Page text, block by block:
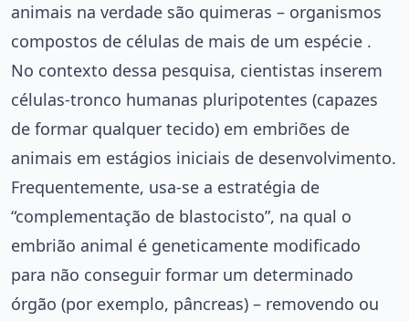
animais na verdade são quimeras – organismos
compostos de células de mais de um espécie .
No contexto dessa pesquisa, cientistas inserem
células-tronco humanas pluripotentes (capazes
de formar qualquer tecido) em embriões de
animais em estágios iniciais de desenvolvimento.
Frequentemente, usa-se a estratégia de
“complementação de blastocisto”, na qual o
embrião animal é geneticamente modificado
para não conseguir formar um determinado
órgão (por exemplo, pâncreas) – removendo ou